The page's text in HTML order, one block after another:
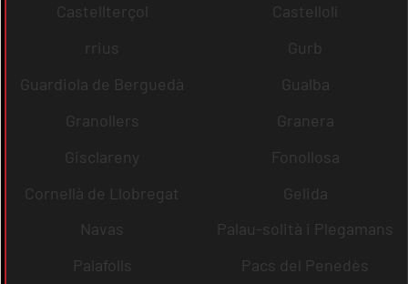
Castellterçol
Castellolí
rrius
Gurb
Guardiola de Berguedà
Gualba
Granollers
Granera
Gisclareny
Fonollosa
Cornellà de Llobregat
Gelida
Navas
Palau-solità i Plegamans
Palafolls
Pacs del Penedès